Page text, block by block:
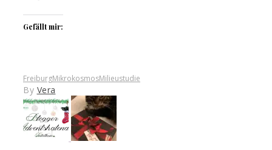
Gefällt mir:
FreiburgMikrokosmosMilieustudie
By Vera